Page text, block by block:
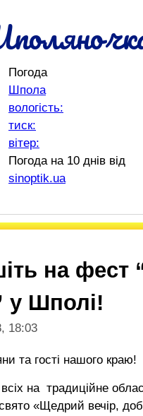
Погода
Шпола
вологість:
тиск:
вітер:
Погода на 10 днів від
sinoptik.ua
на
у Шполі!
18:03
та гості нашого краю!
на традиційне
«Щедрий вечір,